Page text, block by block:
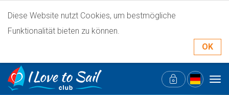
Diese Website nutzt Cookies, um bestmögliche
Funktionalität bieten zu können.
OK